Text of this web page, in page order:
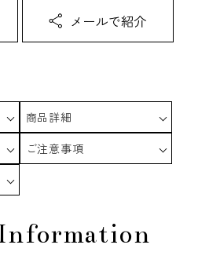
商品詳細
ご注意事項